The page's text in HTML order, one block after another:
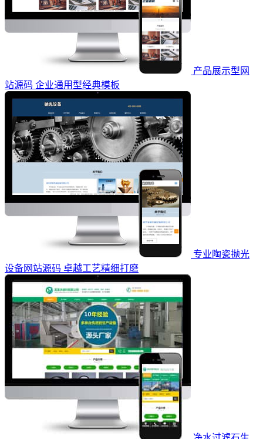
产品展示型网
站源码 企业通用型经典模板
专业陶瓷抛光
设备网站源码 卓越工艺精细打磨